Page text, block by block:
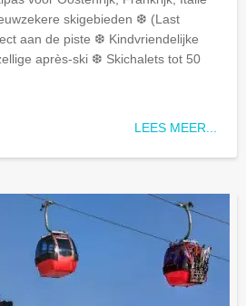
skigebieden ❆ (Last
aan de piste ❆ Kindvriendelijke
après-ski ❆ Skichalets tot 50
LEES MEER...